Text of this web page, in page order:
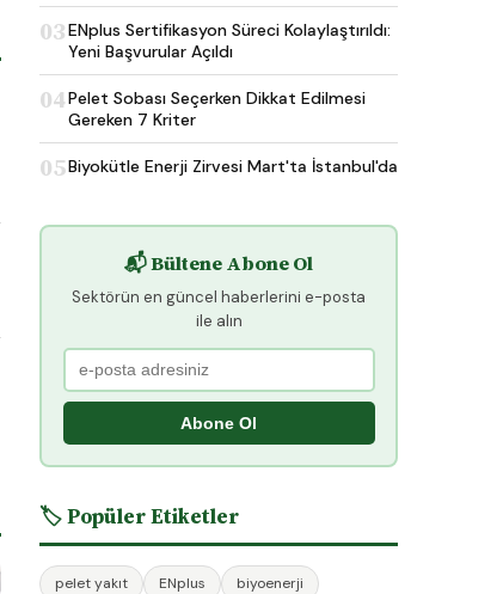
03ENplus Sertifikasyon Süreci Kolaylaştırıldı:
Yeni Başvurular Açıldı
04Pelet Sobası Seçerken Dikkat Edilmesi
Gereken 7 Kriter
05Biyokütle Enerji Zirvesi Mart'ta İstanbul'da
📬 Bültene Abone Ol
Sektörün en güncel haberlerini e-posta
ile alın
Abone Ol
🏷️ Popüler Etiketler
pelet yakıt ENplus
biyoenerji